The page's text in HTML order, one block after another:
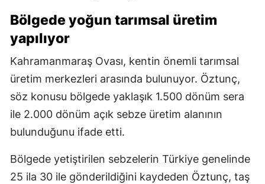
Bölgede yoğun tarımsal üretim
yapılıyor
Kahramanmaraş Ovası, kentin önemli tarımsal
üretim merkezleri arasında bulunuyor. Öztunç,
söz konusu bölgede yaklaşık 1.500 dönüm sera
ile 2.000 dönüm açık sebze üretim alanının
bulunduğunu ifade etti.
Bölgede yetiştirilen sebzelerin Türkiye genelinde
25 ila 30 ile gönderildiğini kaydeden Öztunç, taş